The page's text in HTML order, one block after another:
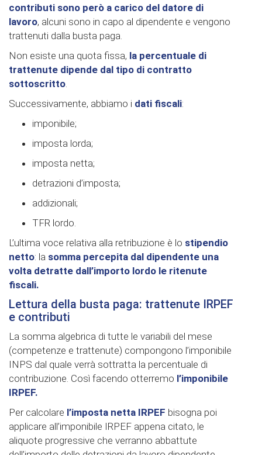
contributi sono però a carico del datore di
lavoro, alcuni sono in capo al dipendente e vengono
trattenuti dalla busta paga.
Non esiste una quota fissa, la percentuale di
trattenute dipende dal tipo di contratto
sottoscritto.
Successivamente, abbiamo i dati fiscali:
imponibile;
imposta lorda;
imposta netta;
detrazioni d’imposta;
addizionali;
TFR lordo.
L’ultima voce relativa alla retribuzione è lo stipendio
netto: la somma percepita dal dipendente una
volta detratte dall’importo lordo le ritenute
fiscali.
Lettura della busta paga: trattenute IRPEF
e contributi
La somma algebrica di tutte le variabili del mese
(competenze e trattenute) compongono l’imponibile
INPS dal quale verrà sottratta la percentuale di
contribuzione. Così facendo otterremo l’imponibile
IRPEF.
Per calcolare l’imposta netta IRPEF bisogna poi
applicare all’imponibile IRPEF appena citato, le
aliquote progressive che verranno abbattute